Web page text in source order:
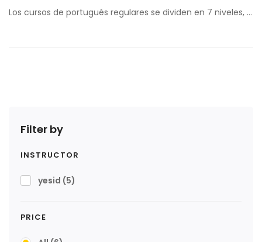
Filter by
INSTRUCTOR
yesid (5)
PRICE
Los cursos de portugués regulares se dividen en 7 niveles, …